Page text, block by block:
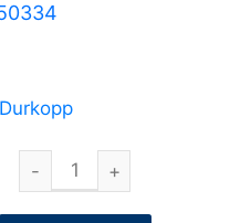
Durkopp